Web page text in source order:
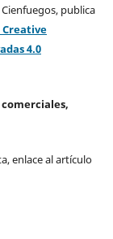
publica
Creative
4.0
enlace al artículo